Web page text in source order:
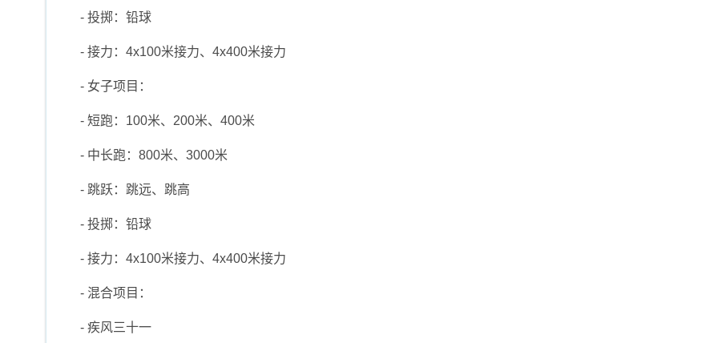
- 投掷：铅球
- 接力：4x100米接力、4x400米接力
- 女子项目：
- 短跑：100米、200米、400米
- 中长跑：800米、3000米
- 跳跃：跳远、跳高
- 投掷：铅球
- 接力：4x100米接力、4x400米接力
- 混合项目：
- 疾风三十一